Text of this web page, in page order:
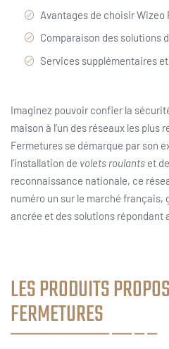
Avantages de choisir Wizeo
Services supplémentaires
Imaginez pouvoir confier la
maison à l’un des réseaux les plus
Fermetures se démarque par son
l’installation de volets roulants et
reconnaissance nationale, ce
numéro un sur le marché français,
ancrée et des solutions répondant
LES PRODUITS
FERMETURES